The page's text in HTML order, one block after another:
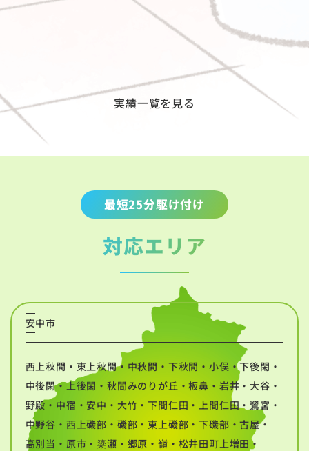
実績一覧を見る
最短25分駆け付け
対応エリア
安中市
西上秋間・東上秋間・中秋間・下秋間・小俣・下後閑・
中後閑・上後閑・秋間みのりが丘・板鼻・岩井・大谷・
野殿・中宿・安中・大竹・下間仁田・上間仁田・鷺宮・
中野谷・西上磯部・磯部・東上磯部・下磯部・古屋・
高別当・原市・簗瀬・郷原・嶺・松井田町上増田・